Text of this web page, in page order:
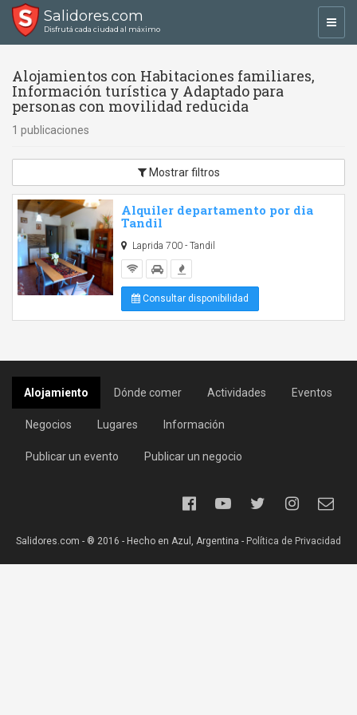
Salidores.com
Disfrutá cada ciudad al máximo
Alojamientos con Habitaciones familiares,
Información turística y Adaptado para
personas con movilidad reducida
1 publicaciones
Mostrar filtros
Alquiler departamento por dia
Tandil
Laprida 700 - Tandil
Consultar disponibilidad
Alojamiento Dónde comer Actividades Eventos
Negocios Lugares Información
Publicar un evento Publicar un negocio
Salidores.com - ® 2016 - Hecho en Azul, Argentina - Política de Privacidad